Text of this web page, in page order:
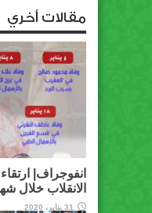
مقالات أخري
الانقلاب خلال
31 يناير، 2020